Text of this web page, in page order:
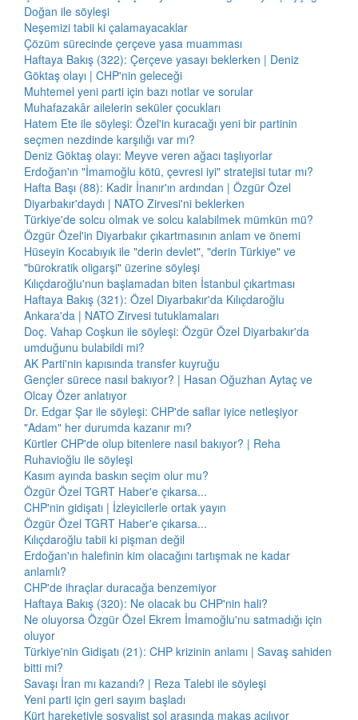
Doğan ile söyleşi
Neşemizi tabii ki çalamayacaklar
Çözüm sürecinde çerçeve yasa muamması
Haftaya Bakış (322): Çerçeve yasayı beklerken | Deniz
Göktaş olayı | CHP'nin geleceği
Muhtemel yeni parti için bazı notlar ve sorular
Muhafazakâr ailelerin seküler çocukları
Hatem Ete ile söyleşi: Özel'in kuracağı yeni bir partinin
seçmen nezdinde karşılığı var mı?
Deniz Göktaş olayı: Meyve veren ağacı taşlıyorlar
Erdoğan'ın "İmamoğlu kötü, çevresi iyi" stratejisi tutar mı?
Hafta Başı (88): Kadir İnanır'ın ardından | Özgür Özel
Diyarbakır'daydı | NATO Zirvesi'ni beklerken
Türkiye'de solcu olmak ve solcu kalabilmek mümkün mü?
Özgür Özel'in Diyarbakır çıkartmasının anlam ve önemi
Hüseyin Kocabıyık ile "derin devlet", "derin Türkiye" ve
"bürokratik oligarşi" üzerine söyleşi
Kılıçdaroğlu'nun başlamadan biten İstanbul çıkartması
Haftaya Bakış (321): Özel Diyarbakır'da Kılıçdaroğlu
Ankara'da | NATO Zirvesi tutuklamaları
Doç. Vahap Coşkun ile söyleşi: Özgür Özel Diyarbakır'da
umduğunu bulabildi mi?
AK Parti'nin kapısında transfer kuyruğu
Gençler sürece nasıl bakıyor? | Hasan Oğuzhan Aytaç ve
Olcay Özer anlatıyor
Dr. Edgar Şar ile söyleşi: CHP'de saflar iyice netleşiyor
"Adam" her durumda kazanır mı?
Kürtler CHP'de olup bitenlere nasıl bakıyor? | Reha
Ruhavioğlu ile söyleşi
Kasım ayında baskın seçim olur mu?
Özgür Özel TGRT Haber'e çıkarsa...
CHP'nin gidişatı | İzleyicilerle ortak yayın
Özgür Özel TGRT Haber'e çıkarsa...
Kılıçdaroğlu tabii ki pişman değil
Erdoğan'ın halefinin kim olacağını tartışmak ne kadar
anlamlı?
CHP'de ihraçlar duracağa benzemiyor
Haftaya Bakış (320): Ne olacak bu CHP'nin hali?
Ne oluyorsa Özgür Özel Ekrem İmamoğlu'nu satmadığı için
oluyor
Türkiye'nin Gidişatı (21): CHP krizinin anlamı | Savaş sahiden
bitti mi?
Savaşı İran mı kazandı? | Reza Talebi ile söyleşi
Yeni parti için geri sayım başladı
Kürt hareketiyle sosyalist sol arasında makas açılıyor